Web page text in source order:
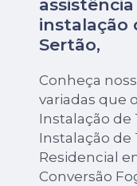
instalação
Sertão,
Conheça
variadas que
Instalação de
Instalação de
Residencial
Conversão